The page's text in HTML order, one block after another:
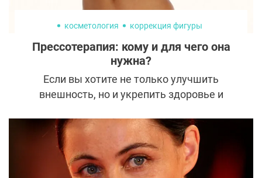
всегда работает в пользу эстетического
результата.
косметология коррекция фигуры
Прессотерапия: кому и для чего она
нужна?
Если вы хотите не только улучшить
внешность, но и укрепить здоровье и
одной процедуры, то прессотерапия это то,
что вам нужно. Всего за несколько сеансов
она способна восстановить движение
лимфы и помочь в борьбе с целлюлитом.